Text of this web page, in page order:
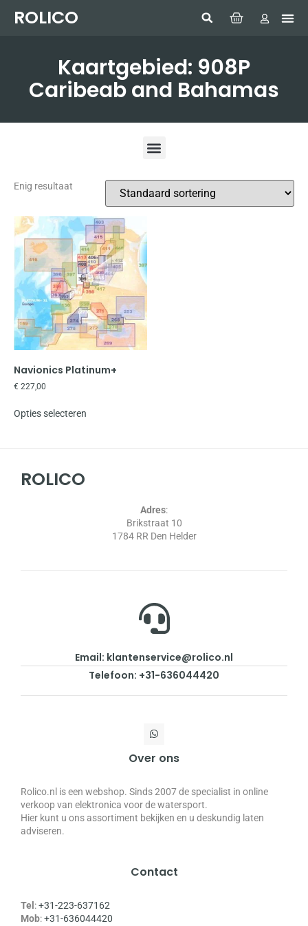
ROLICO
Kaartgebied: 908P
Caribeab and Bahamas
Enig resultaat
Navionics Platinum+
€ 227,00
Opties selecteren
ROLICO
Adres:
Brikstraat 10
1784 RR Den Helder
Email: klantenservice@rolico.nl
Telefoon: +31-636044420
Over ons
Rolico.nl is een webshop. Sinds 2007 de specialist in online
verkoop van elektronica voor de watersport.
Hier kunt u ons assortiment bekijken en u deskundig laten
adviseren.
Contact
Tel :+31-223-637162
Mob:+31-636044420